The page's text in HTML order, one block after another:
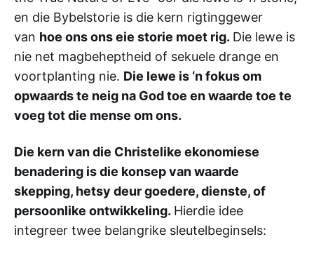
en die Bybelstorie is die kern rigtinggewer
van hoe ons ons eie storie moet rig. Die lewe is
nie net magbeheptheid of sekuele drange en
voortplanting nie. Die lewe is ‘n fokus om
opwaards te neig na God toe en waarde toe te
voeg tot die mense om ons.
Die kern van die Christelike ekonomiese
benadering is die konsep van waarde
skepping, hetsy deur goedere, dienste, of
persoonlike ontwikkeling. Hierdie idee
integreer twee belangrike sleutelbeginsels: